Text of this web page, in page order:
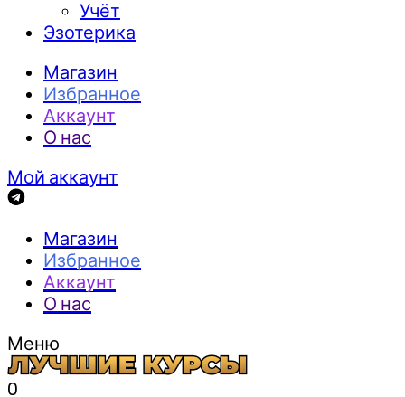
Учёт
Эзотерика
Магазин
Избранное
Аккаунт
О нас
Мой аккаунт
Магазин
Избранное
Аккаунт
О нас
Меню
0